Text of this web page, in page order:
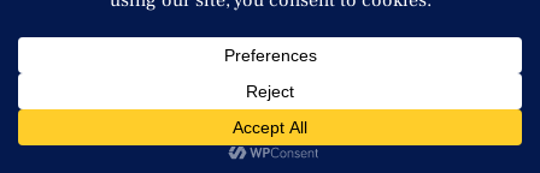
POLJOPRIVREDNO GAZDINSTVO ĐURĐEVIĆ, KOMORANE
COPYRIGHT © 2024